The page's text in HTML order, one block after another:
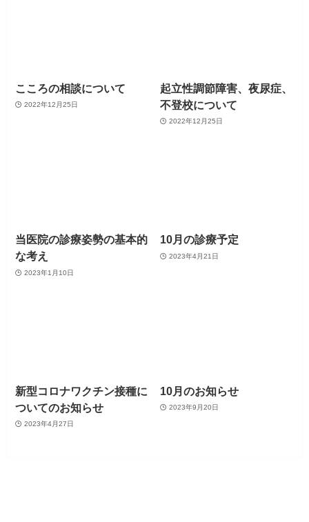
こころの相談について
2022年12月25日
起立性調節障害、夜尿症、
不登校について
2022年12月25日
当医院の診療姿勢の基本的
な考え
2023年1月10日
10月の診療予定
2023年4月21日
新型コロナワクチン接種に
ついてのお知らせ
2023年4月27日
10月のお知らせ
2023年9月20日